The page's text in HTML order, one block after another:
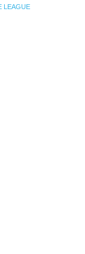
LEAGUE